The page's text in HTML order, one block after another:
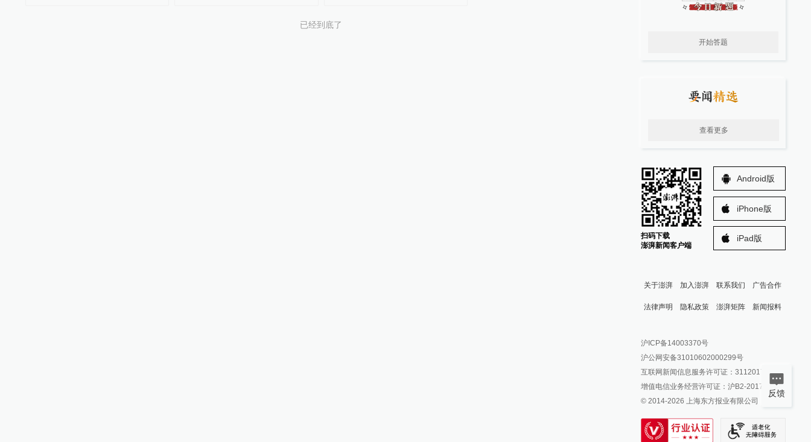
已经到底了
开始答题
查看更多
扫码下载
澎湃新闻客户端
Android版
iPhone版
iPad版
关于澎湃 加入澎湃 联系我们 广告合作
法律声明 隐私政策 澎湃矩阵
澎湃新闻公众号
澎湃新闻抖音号
派生万物开放平台
IP SHANGHAI
SIXTH TONE
新闻报料
报料邮箱: news@thepaper.cn
沪ICP备14003370号
沪公网安备31010602000299号
互联网新闻信息服务许可证：31120170006
增值电信业务经营许可证：沪B2-2017116
© 2014-2026 上海东方报业有限公司
反馈